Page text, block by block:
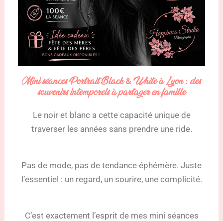
Mini séances Portrait Black & White à Lyon : des
souvenirs intemporels à partager en famille
Le noir et blanc a cette capacité unique de
traverser les années sans prendre une ride.
Pas de mode, pas de tendance éphémère. Juste
l’essentiel : un regard, un sourire, une complicité.
C’est exactement l’esprit de mes mini séances